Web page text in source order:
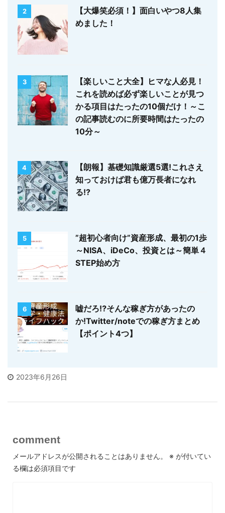
2
【大爆笑必須！】面白いやつ8人集
めました！
3
【楽しいこと大全】ヒマな人必見！
これを読めば必ず楽しいことが見つ
かる項目はたったの10個だけ！～こ
の記事読むのに所要時間はたったの
10分～
4
【朗報】基礎知識厳選5選!これさえ
知っておけば君も億万長者になれ
る!?
5
”超初心者向け”資産形成、最初の1歩
～NISA、iDeCo、投資とは～簡単４
STEP始め方
6
嘘だろ⁉そんな稼ぎ方があったの
か!Twitter/noteでの稼ぎ方まとめ
【ポイント4つ】
2023年6月26日
comment
メールアドレスが公開されることはありません。 ※ が付いてい
る欄は必須項目です